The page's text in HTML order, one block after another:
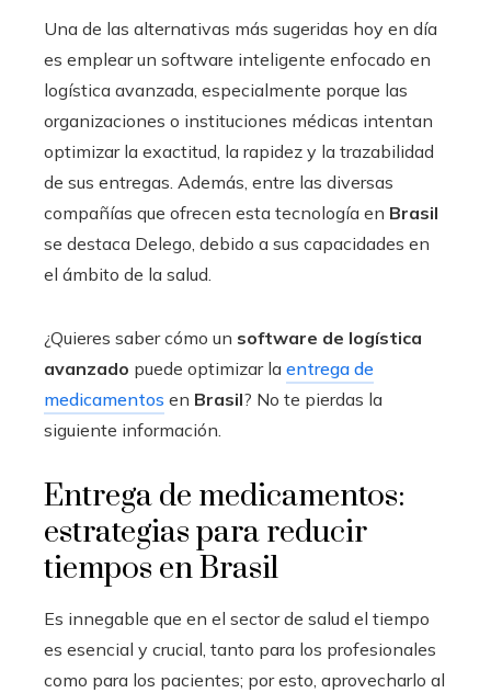
Una de las alternativas más sugeridas hoy en día
es emplear un software inteligente enfocado en
logística avanzada, especialmente porque las
organizaciones o instituciones médicas intentan
optimizar la exactitud, la rapidez y la trazabilidad
de sus entregas. Además, entre las diversas
compañías que ofrecen esta tecnología en Brasil
se destaca Delego, debido a sus capacidades en
el ámbito de la salud.
¿Quieres saber cómo un software de logística
avanzado puede optimizar la entrega de
medicamentos en Brasil? No te pierdas la
siguiente información.
Entrega de medicamentos:
estrategias para reducir
tiempos en Brasil
Es innegable que en el sector de salud el tiempo
es esencial y crucial, tanto para los profesionales
como para los pacientes; por esto, aprovecharlo al